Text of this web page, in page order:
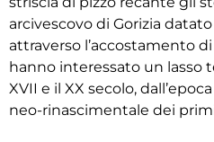
arcivescovo di Gorizia
attraverso l’accostamento
hanno interessato un lasso
XVII e il XX secolo,
neo-rinascimentale dei